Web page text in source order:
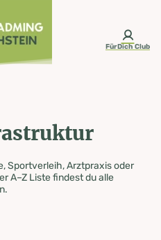
FürDich Club
Sportverleih, Arztpraxis oder
A–Z Liste findest du alle